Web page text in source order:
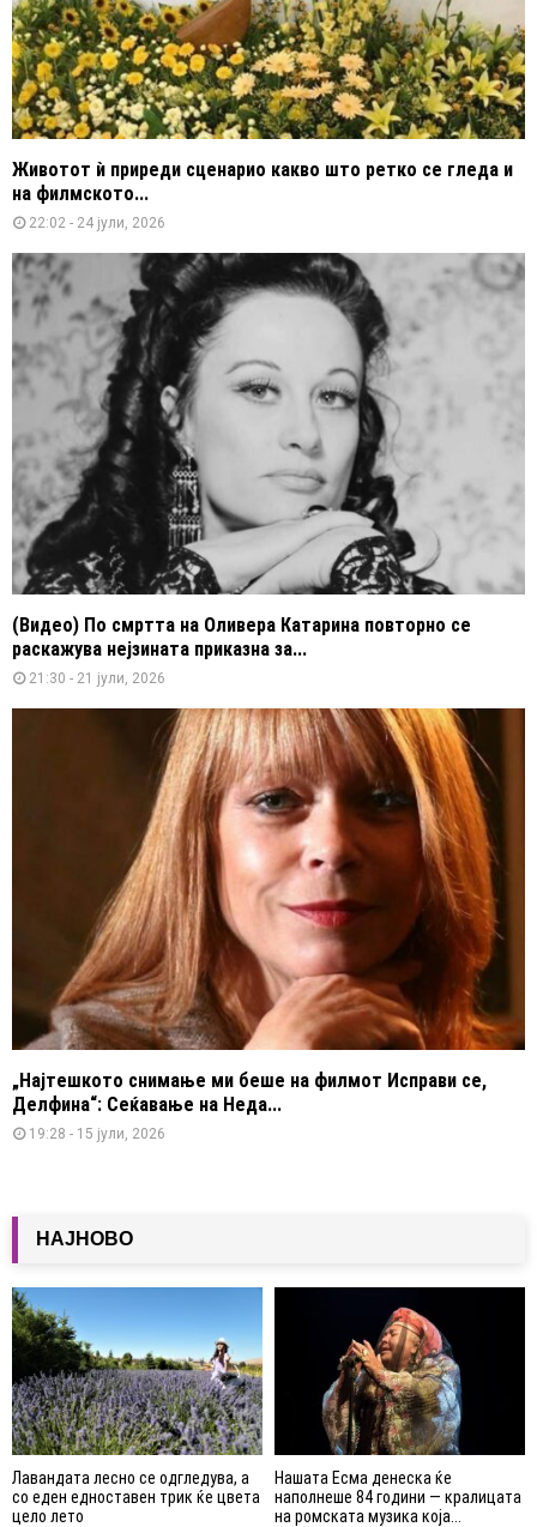
Животот ѝ приреди сценарио какво што ретко се гледа и
на филмското...
22:02 - 24 јули, 2026
(Видео) По смртта на Оливера Катарина повторно се
раскажува нејзината приказна за...
21:30 - 21 јули, 2026
„Најтешкото снимање ми беше на филмот Исправи се,
Делфина“: Сеќавање на Неда...
19:28 - 15 јули, 2026
НАЈНОВО
Лавандата лесно се одгледува, а
со еден едноставен трик ќе цвета
цело лето
Нашата Есма денеска ќе
наполнеше 84 години — кралицата
на ромската музика која...